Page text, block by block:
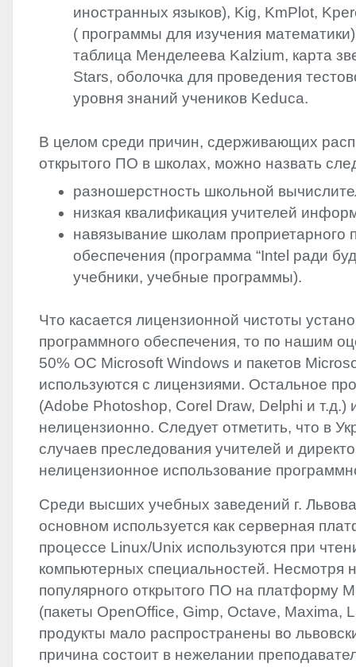
иностранных языков‭)‬,‭ ‬Kig,‭ ‬KmPlot,‭ ‬Kpercentable,‭ ‬Kbrush‭
( ‬программы для изучения математики‭)‬,‭ ‬электронная
таблица Менделеева Kalzium,‭ ‬карта звездного неба
Stars,‭ ‬оболочка для проведения тестовой проверки
уровня знаний учеников Keduca.
В целом среди причин,‭ ‬сдерживающих
открытого ПО в школах,‭ ‬можно назвать
разношерстность школьной
низкая квалификация учителей
навязывание школам проприетарного
обеспечения‎ (‏программа‭ “‬Intel ради будущего‭”‬,‭
‬учебники,‭ ‬учебные программы‭)‬.‭
Что касается лицензионной чистоты
‬программного обеспечения,‭ ‬то по нашим
‬50%‭ ‬ОС Microsoft Windows и пакетов
используются с лицензиями.‭ ‬Остальное
(‬Adobe Photoshop,‭ ‬Corel Draw,‭ ‬Delphi и т.д.‭)
нелицензионно.‭ ‬Следует отметить,‭ ‬что в
случаев преследования учителей и
нелицензионное использование‭
Среди высших учебных заведений г.‭
основном используется как серверная
процессе‭ ‬Linux/Unix используются при
компьютерных специальностей.‭ ‬Несмотря
популярного открытого ПО на платформу
(‬пакеты OpenOffice,‭ ‬Gimp,‭ ‬Octave,‭ ‬Maxima,‭
продукты мало распространены во
причина состоит в нежелании